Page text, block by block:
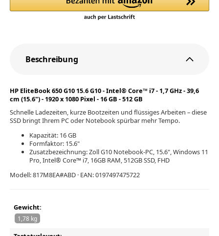
Beschreibung
HP EliteBook 650 G10 15.6 G10 - Intel® Core™ i7 - 1,7 GHz - 39,6
cm (15.6") - 1920 x 1080 Pixel - 16 GB - 512 GB
Schnelle Ladezeiten, kurze Bootzeiten und flüssiges Arbeiten – diese
SSD bringt Ihrem PC oder Notebook spürbar mehr Tempo.
Kapazität: 16 GB
Formfaktor: 15.6"
Zusatzbezeichnung: Zoll G10 Notebook-PC, 15.6", Windows 11
Pro, Intel® Core™ i7, 16GB RAM, 512GB SSD, FHD
Modell: 817M8EA#ABD · EAN: 0197497475722
Gewicht:
1,78 kg